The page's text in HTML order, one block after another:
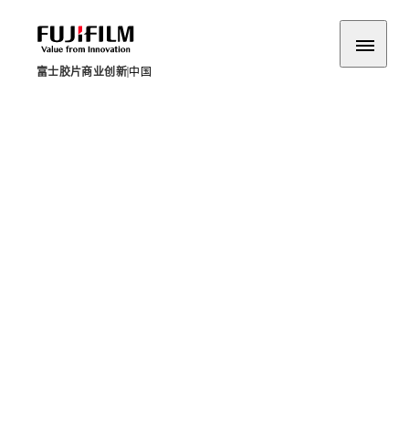
富士胶片商业创新 中国